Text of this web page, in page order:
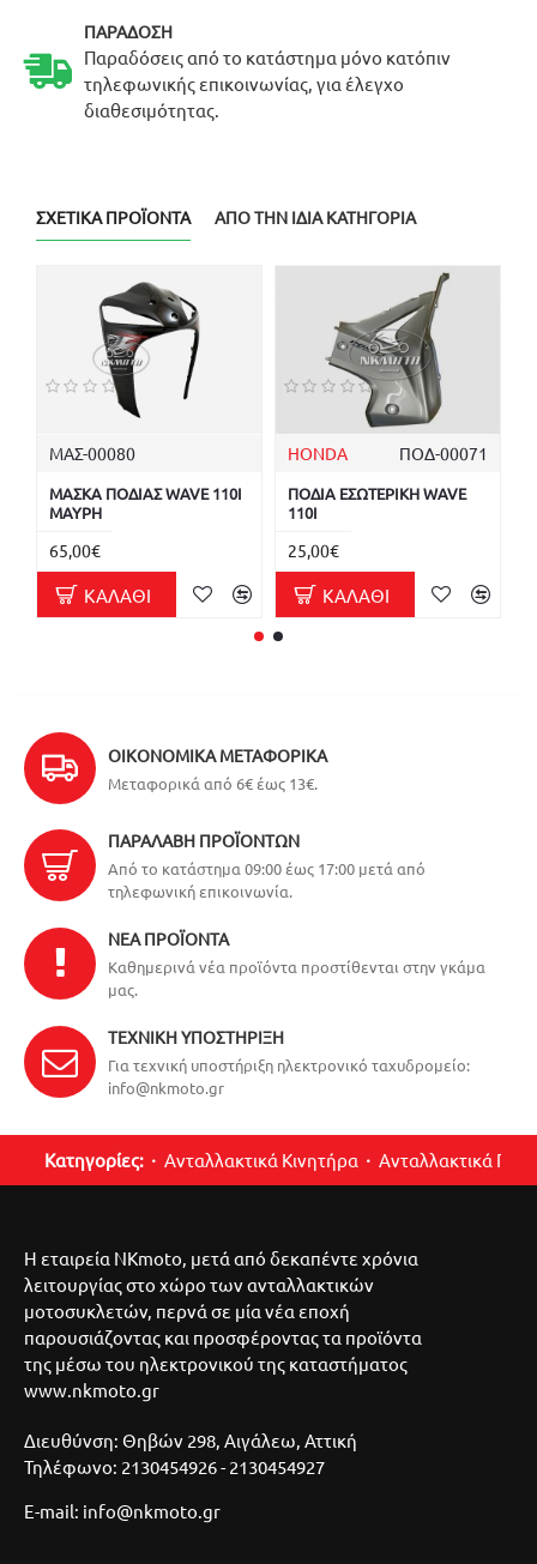
ΠΑΡΆΔΟΣΗ
Παραδόσεις από το κατάστημα μόνο κατόπιν
τηλεφωνικής επικοινωνίας, για έλεγχο
διαθεσιμότητας.
ΣΧΕΤΙΚΆ ΠΡΟΪΌΝΤΑ ΑΠΌ ΤΗΝ ΊΔΙΑ ΚΑΤΗΓΟΡΊΑ
ΜΑΣ-00080
ΜΑΣΚΑ ΠΟΔΙΑΣ WAVE 110I
ΜΑΥΡΗ
65,00€
ΚΑΛΆΘΙ
HONDA ΠΟΔ-00071
ΠΟΔΙΑ ΕΣΩΤΕΡΙΚΗ WAVE
110I
25,00€
ΚΑΛΆΘΙ
ΟΙΚΟΝΟΜΙΚΆ ΜΕΤΑΦΟΡΙΚΆ
Μεταφορικά από 6€ έως 13€.
ΠΑΡΑΛΑΒΉ ΠΡΟΪΌΝΤΩΝ
Από το κατάστημα 09:00 έως 17:00 μετά από
τηλεφωνική επικοινωνία.
ΝΈΑ ΠΡΟΪΌΝΤΑ
Καθημερινά νέα προϊόντα προστίθενται στην γκάμα
μας.
ΤΕΧΝΙΚΉ ΥΠΟΣΤΉΡΙΞΗ
Για τεχνική υποστήριξη ηλεκτρονικό ταχυδρομείο:
info@nkmoto.gr
Κατηγορίες: Ανταλλακτικά Κινητήρα Ανταλλακτικά
Η εταιρεία NKmoto, μετά από δεκαπέντε χρόνια
λειτουργίας στο χώρο των ανταλλακτικών
μοτοσυκλετών, περνά σε μία νέα εποχή
παρουσιάζοντας και προσφέροντας τα προϊόντα
της μέσω του ηλεκτρονικού της καταστήματος
www.nkmoto.gr
Διευθύνση: Θηβών 298, Αιγάλεω, Αττική
Τηλέφωνο: 2130454926 - 2130454927
E-mail: info@nkmoto.gr